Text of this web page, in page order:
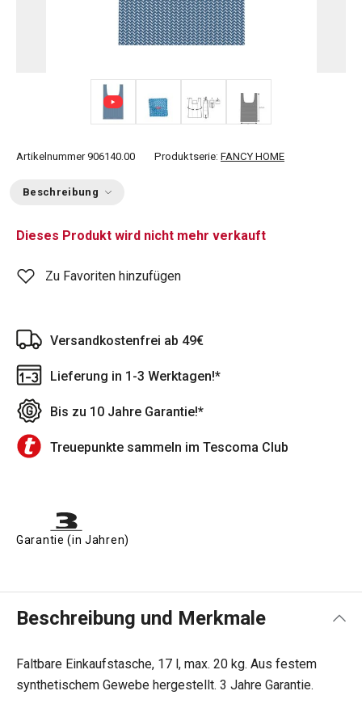
Artikelnummer 906140.00 Produktserie: FANCY HOME
Beschreibung
Dieses Produkt wird nicht mehr verkauft
Zu Favoriten hinzufügen
Versandkostenfrei ab 49€
Lieferung in 1-3 Werktagen!*
Bis zu 10 Jahre Garantie!*
Treuepunkte sammeln im Tescoma Club
Garantie (in Jahren)
Beschreibung und Merkmale
Faltbare Einkaufstasche, 17 l, max. 20 kg. Aus festem
synthetischem Gewebe hergestellt. 3 Jahre Garantie.